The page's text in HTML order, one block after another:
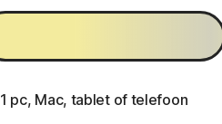
1 pc, Mac, tablet of telefoon